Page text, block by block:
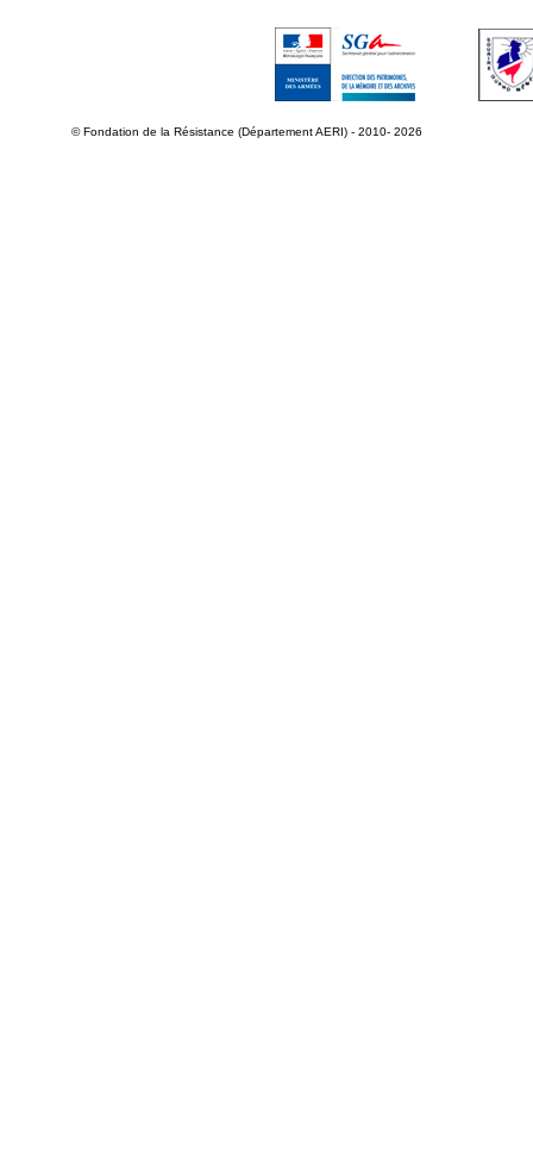
© Fondation de la Résistance (Département AERI) - 2010- 2026